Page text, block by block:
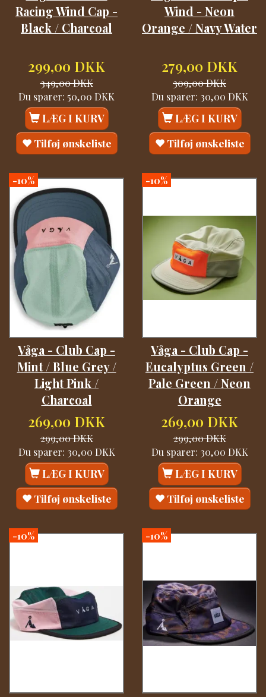
Racing Wind Cap -
Black / Charcoal
299,00 DKK
349,00 DKK
Du sparer: 50,00 DKK
LÆG I KURV
Tilføj ønskeliste
Wind - Neon
Orange / Navy Water
279,00 DKK
309,00 DKK
Du sparer: 30,00 DKK
LÆG I KURV
Tilføj ønskeliste
-10%
Våga - Club Cap -
Mint / Blue Grey /
Light Pink /
Charcoal
269,00 DKK
299,00 DKK
Du sparer: 30,00 DKK
LÆG I KURV
Tilføj ønskeliste
-10%
Våga - Club Cap -
Eucalyptus Green /
Pale Green / Neon
Orange
269,00 DKK
299,00 DKK
Du sparer: 30,00 DKK
LÆG I KURV
Tilføj ønskeliste
-10% -10%